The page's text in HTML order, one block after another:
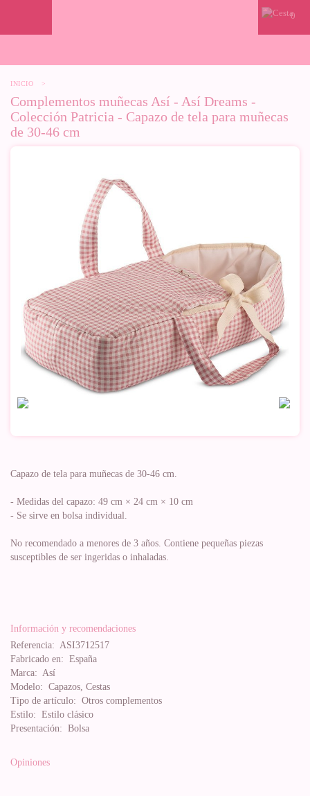
0
INICIO >
Complementos muñecas Así - Así Dreams -
Colección Patricia - Capazo de tela para muñecas
de 30-46 cm
Capazo de tela para muñecas de 30-46 cm.
- Medidas del capazo: 49 cm × 24 cm × 10 cm
- Se sirve en bolsa individual.
No recomendado a menores de 3 años. Contiene pequeñas piezas
susceptibles de ser ingeridas o inhaladas.
Información y recomendaciones
Referencia: ASI3712517
Fabricado en: España
Marca: Así
Modelo: Capazos, Cestas
Tipo de artículo: Otros complementos
Estilo: Estilo clásico
Presentación: Bolsa
Opiniones